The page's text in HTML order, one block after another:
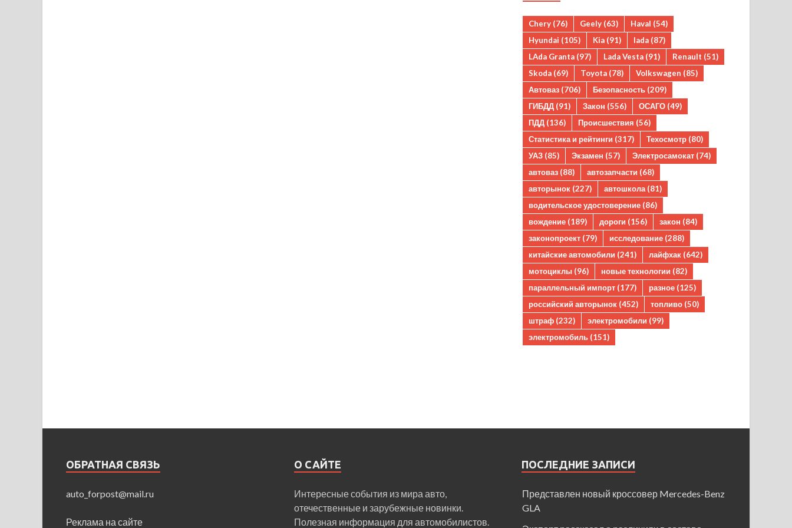
Chery (76) Geely (63) Haval (54)
Hyundai (105) Kia (91) lada (87)
LAda Granta (97) Lada Vesta (91) Renault (51)
Skoda (69) Toyota (78) Volkswagen (85)
Автоваз (706) Безопасность (209)
ГИБДД (91) Закон (556) ОСАГО (49)
ПДД (136) Происшествия (56)
Статистика и рейтинги (317) Техосмотр (80)
УАЗ (85) Экзамен (57) Электросамокат (74)
автоваз (88) автозапчасти (68)
авторынок (227) автошкола (81)
водительское удостоверение (86)
вождение (189) дороги (156) закон (84)
законопроект (79) исследование (288)
китайские автомобили (241) лайфхак (642)
мотоциклы (96) новые технологии (82)
параллельный импорт (177) разное (125)
российский авторынок (452) топливо (50)
штраф (232) электромобили (99)
электромобиль (151)
ОБРАТНАЯ СВЯЗЬ
auto_forpost@mail.ru
Реклама на сайте
О САЙТЕ
Интересные события из мира авто,
отечественные и зарубежные новинки.
Полезная информация для автомобилистов.
ПОСЛЕДНИЕ ЗАПИСИ
Представлен новый кроссовер Mercedes-Benz
GLA